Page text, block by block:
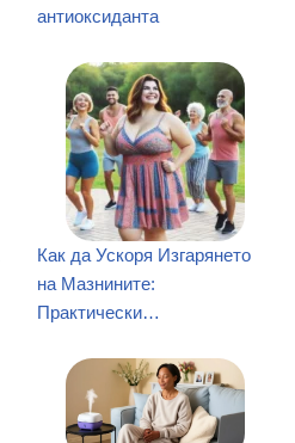
антиоксиданта
Как да Ускоря Изгарянето
на Мазнините:
Практически…